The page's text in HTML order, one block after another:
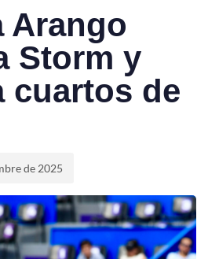
Arango
Storm y
cuartos de
de 2025